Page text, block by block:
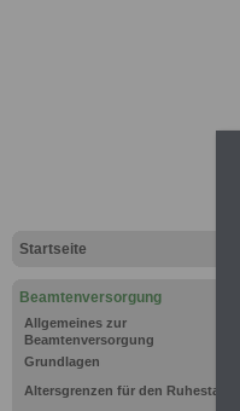
Startseite
Beamtenversorgung
Allgemeines zur
Beamtenversorgung
Grundlagen
Altersgrenzen für den Ruhestand